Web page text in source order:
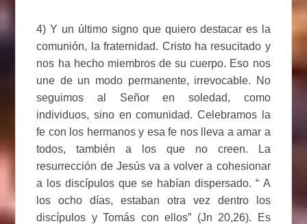
4) Y un último signo que quiero destacar es la
comunión, la fraternidad. Cristo ha resucitado y
nos ha hecho miembros de su cuerpo. Eso nos
une de un modo permanente, irrevocable. No
seguimos al Señor en soledad, como
individuos, sino en comunidad. Celebramos la
fe con los hermanos y esa fe nos lleva a amar a
todos, también a los que no creen. La
resurrección de Jesús va a volver a cohesionar
a los discípulos que se habían dispersado. “ A
los ocho días, estaban otra vez dentro los
discípulos y Tomás con ellos” (Jn 20,26). Es